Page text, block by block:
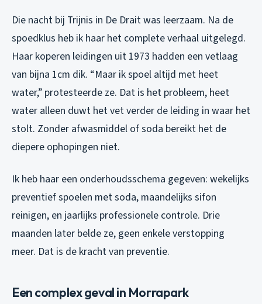
Die nacht bij Trijnis in De Drait was leerzaam. Na de
spoedklus heb ik haar het complete verhaal uitgelegd.
Haar koperen leidingen uit 1973 hadden een vetlaag
van bijna 1cm dik. “Maar ik spoel altijd met heet
water,” protesteerde ze. Dat is het probleem, heet
water alleen duwt het vet verder de leiding in waar het
stolt. Zonder afwasmiddel of soda bereikt het de
diepere ophopingen niet.
Ik heb haar een onderhoudsschema gegeven: wekelijks
preventief spoelen met soda, maandelijks sifon
reinigen, en jaarlijks professionele controle. Drie
maanden later belde ze, geen enkele verstopping
meer. Dat is de kracht van preventie.
Een complex geval in Morrapark